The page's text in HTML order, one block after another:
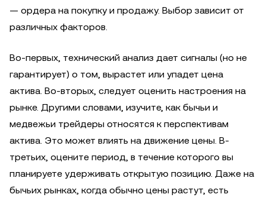
— ордера на покупку и продажу. Выбор зависит от
различных факторов.
Во-первых, технический анализ дает сигналы (но не
гарантирует) о том, вырастет или упадет цена
актива. Во-вторых, следует оценить настроения на
рынке. Другими словами, изучите, как бычьи и
медвежьи трейдеры относятся к перспективам
актива. Это может влиять на движение цены. В-
третьих, оцените период, в течение которого вы
планируете удерживать открытую позицию. Даже на
бычьих рынках, когда обычно цены растут, есть